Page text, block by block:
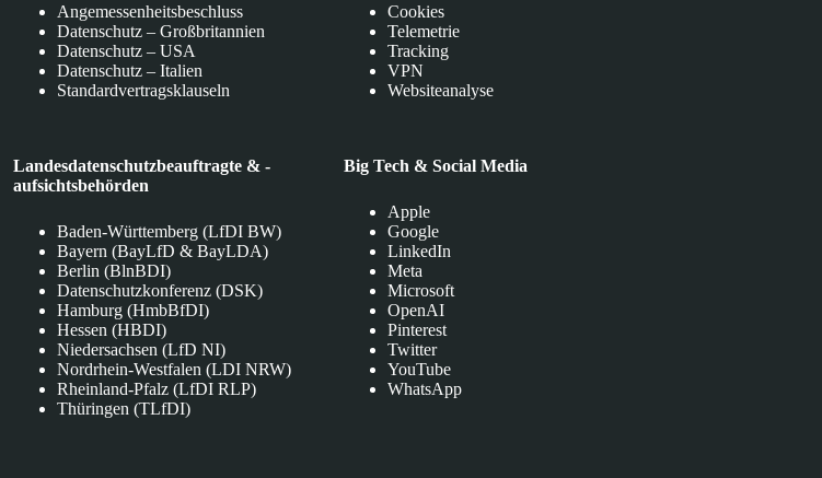
Angemessenheitsbeschluss
Datenschutz – Großbritannien
Datenschutz – USA
Datenschutz – Italien
Standardvertragsklauseln
Landesdatenschutzbeauftragte & -
aufsichtsbehörden
Baden-Württemberg (LfDI BW)
Bayern (BayLfD & BayLDA)
Berlin (BlnBDI)
Datenschutzkonferenz (DSK)
Hamburg (HmbBfDI)
Hessen (HBDI)
Niedersachsen (LfD NI)
Nordrhein-Westfalen (LDI NRW)
Rheinland-Pfalz (LfDI RLP)
Thüringen (TLfDI)
Cookies
Telemetrie
Tracking
VPN
Websiteanalyse
Big Tech & Social Media
Apple
Google
LinkedIn
Meta
Microsoft
OpenAI
Pinterest
Twitter
YouTube
WhatsApp